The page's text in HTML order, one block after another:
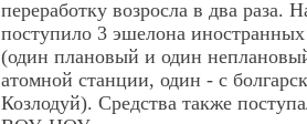
переработку возросла в два раза.
поступило 3 эшелона
(один плановый и один
атомной станции, один - с
Козлодуй). Средства также